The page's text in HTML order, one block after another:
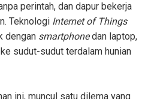
perintah, dan dapur bekerja
Teknologi Internet of Things
dengan smartphonedan laptop,
sudut-sudut terdalam hunian
ini, muncul satu dilema yang